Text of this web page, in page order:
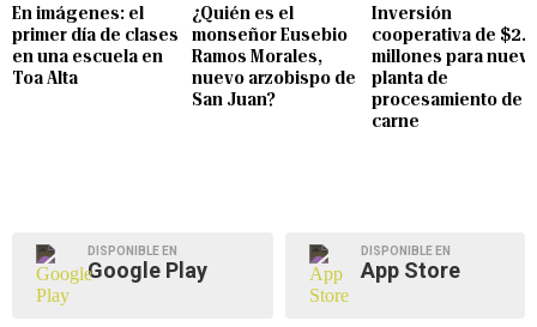
En imágenes: el
primer día de clases
en una escuela en
Toa Alta
¿Quién es el
monseñor Eusebio
Ramos Morales,
nuevo arzobispo de
San Juan?
Inversión
cooperativa de $2.8
millones para nueva
planta de
procesamiento de
carne
DISPONIBLE EN
Google Play
DISPONIBLE EN
App Store